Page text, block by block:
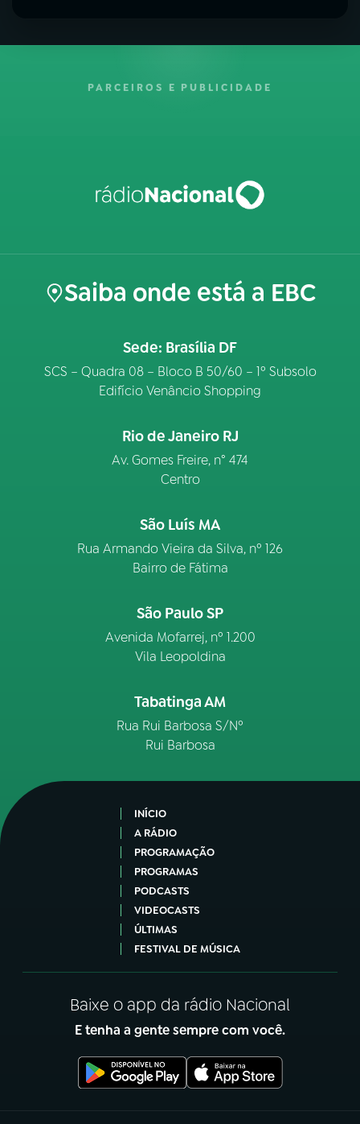
PARCEIROS E PUBLICIDADE
Saiba onde está a EBC
Sede: Brasília DF
SCS – Quadra 08 – Bloco B 50/60 – 1º Subsolo
Edifício Venâncio Shopping
Rio de Janeiro RJ
Av. Gomes Freire, n° 474
Centro
São Luís MA
Rua Armando Vieira da Silva, nº 126
Bairro de Fátima
São Paulo SP
Avenida Mofarrej, nº 1.200
Vila Leopoldina
Tabatinga AM
Rua Rui Barbosa S/Nº
Rui Barbosa
INÍCIO
A RÁDIO
PROGRAMAÇÃO
PROGRAMAS
PODCASTS
VIDEOCASTS
ÚLTIMAS
FESTIVAL DE MÚSICA
Baixe o app da rádio Nacional
E tenha a gente sempre com você.